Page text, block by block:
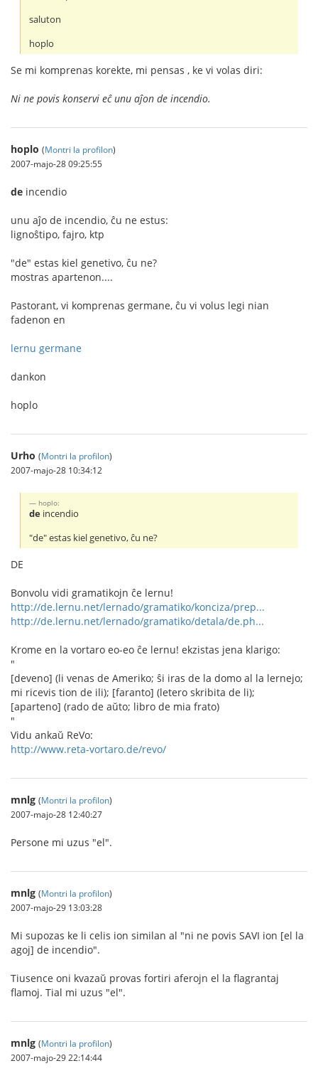
saluton
hoplo
Se mi komprenas korekte, mi pensas , ke vi volas diri:
Ni ne povis konservi eĉ unu aĵon de incendio.
hoplo (Montri la profilon)
2007-majo-28 09:25:55
de incendio
unu aĵo de incendio, ĉu ne estus:
lignoŝtipo, fajro, ktp
"de" estas kiel genetivo, ĉu ne?
mostras apartenon....
Pastorant, vi komprenas germane, ĉu vi volus legi nian
fadenon en
lernu germane
dankon
hoplo
Urho (Montri la profilon)
2007-majo-28 10:34:12
hoplo:
de incendio
"de" estas kiel genetivo, ĉu ne?
DE
Bonvolu vidi gramatikojn ĉe lernu!
http://de.lernu.net/lernado/gramatiko/konciza/prep...
http://de.lernu.net/lernado/gramatiko/detala/de.ph...
Krome en la vortaro eo-eo ĉe lernu! ekzistas jena klarigo:
"
[deveno] (li venas de Ameriko; ŝi iras de la domo al la lernejo;
mi ricevis tion de ili); [faranto] (letero skribita de li);
[aparteno] (rado de aŭto; libro de mia frato)
"
Vidu ankaŭ ReVo:
http://www.reta-vortaro.de/revo/
mnlg (Montri la profilon)
2007-majo-28 12:40:27
Persone mi uzus "el".
mnlg (Montri la profilon)
2007-majo-29 13:03:28
Mi supozas ke li celis ion similan al "ni ne povis SAVI ion [el la
agoj] de incendio".
Tiusence oni kvazaŭ provas fortiri aferojn el la flagrantaj
flamoj. Tial mi uzus "el".
mnlg (Montri la profilon)
2007-majo-29 22:14:44